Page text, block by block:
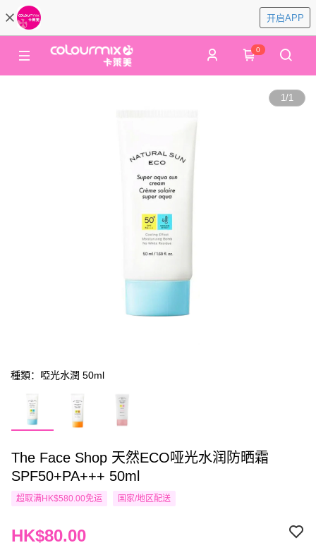
开启APP
0
1/1
種類：啞光水潤 50ml
The Face Shop 天然ECO哑光水润防晒霜
SPF50+PA+++ 50ml
超取满HK$580.00免运 国家/地区配送
HK$80.00